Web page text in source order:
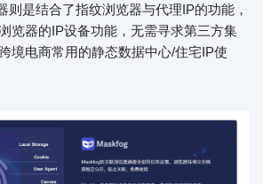
则是结合了指纹浏览器与代理IP的功能，
览器的IP设备功能，无需寻求第三方集
境电商常用的静态数据中心/住宅IP使